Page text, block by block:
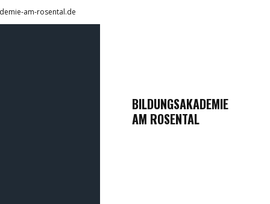
BILDUNGSAKADEMIE
AM ROSENTAL
am-rosental.de